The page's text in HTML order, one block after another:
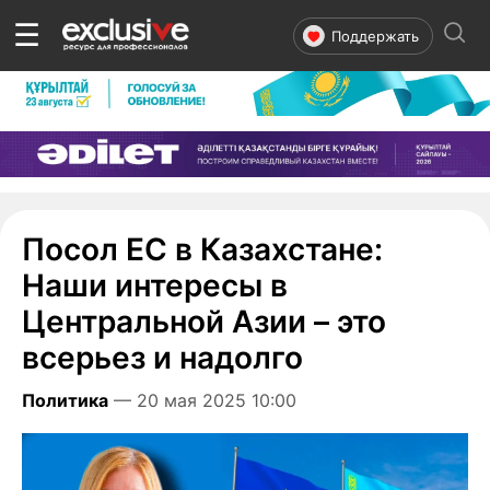
☰ Поддержать
Посол ЕС в Казахстане:
Наши интересы в
Центральной Азии – это
всерьез и надолго
Политика — 20 мая 2025 10:00